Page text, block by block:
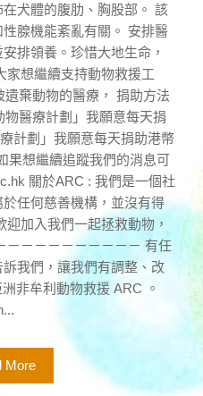
犬體的腹肋、胸股部。 該
腺機能紊亂有關。 安排醫
排領養。珍惜大地生命，
家想繼續支持動物救援工
棄動物的醫療， 捐助方法
醫療計劃」我願意每天捐
計劃」我願意每天捐助港幣
果想繼續追蹤我們的消息可
關於ARC : 我們是一個社
任何慈善機構，並沒有得
加入我們一起拯救動物，
－－－－－－－－－－ 有任
我們，讓我們有調整、改
非牟利動物救援 ARC 。
More